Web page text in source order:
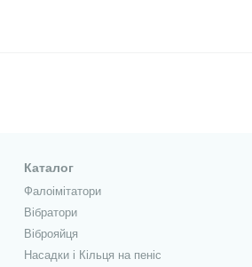
Каталог
Фалоімітатори
Вібратори
Віброяйця
Насадки і Кільця на пеніс